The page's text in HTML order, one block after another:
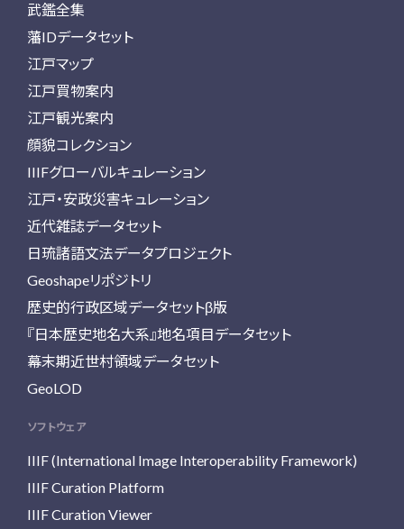
武鑑全集
藩IDデータセット
江戸マップ
江戸買物案内
江戸観光案内
顔貌コレクション
IIIFグローバルキュレーション
江戸・安政災害キュレーション
近代雑誌データセット
日琉諸語文法データプロジェクト
Geoshapeリポジトリ
歴史的行政区域データセットβ版
『日本歴史地名大系』地名項目データセット
幕末期近世村領域データセット
GeoLOD
ソフトウェア
IIIF (International Image Interoperability Framework)
IIIF Curation Platform
IIIF Curation Viewer